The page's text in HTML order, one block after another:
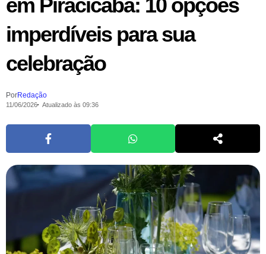
em Piracicaba: 10 opções
imperdíveis para sua
celebração
PorRedação
11/06/2026 Atualizado às 09:36